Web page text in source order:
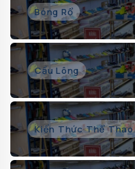
Bóng Rổ
Cầu Lông
Kiến Thức Thể Thao